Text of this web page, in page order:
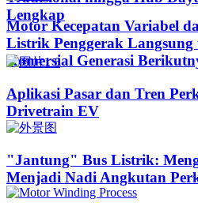
Lengkap
Motor Kecepatan Variabel
Listrik Penggerak
Komersial Generasi
Aplikasi Pasar dan Tren
Drivetrain EV
"Jantung" Bus Listrik:
Menjadi Nadi Angkutan